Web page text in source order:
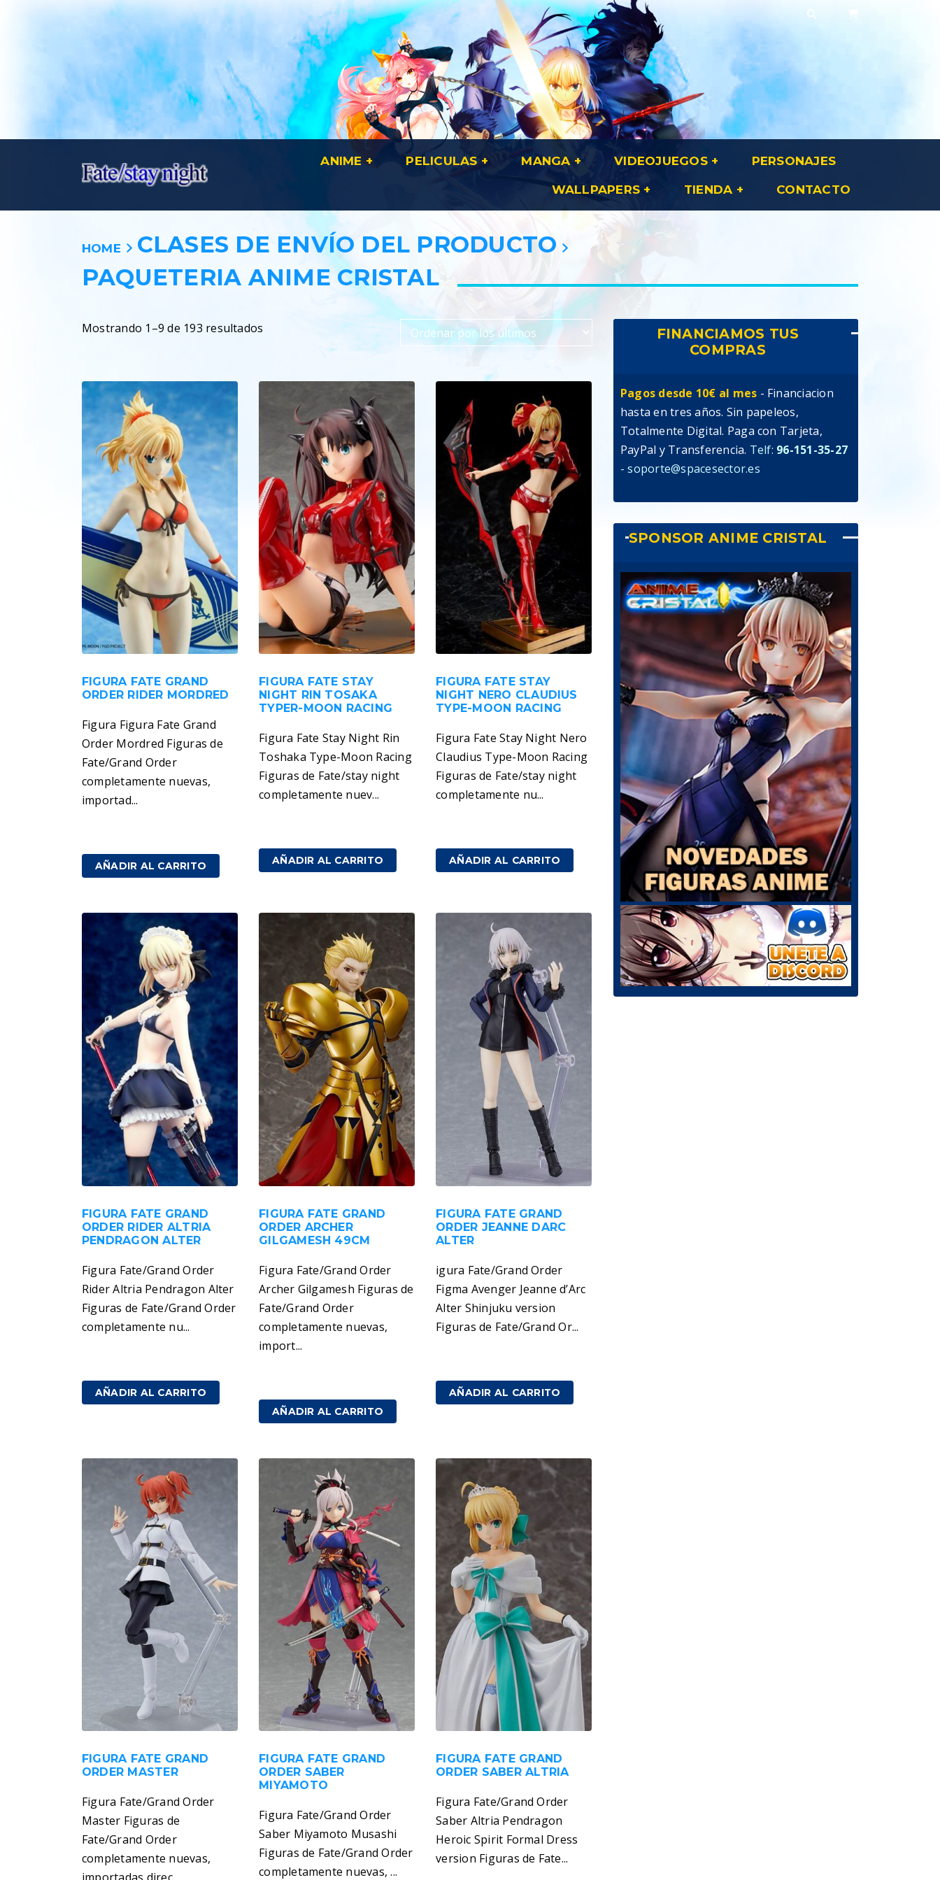
ANIME PELICULAS MANGA VIDEOJUEGOS
PERSONAJES
WALLPAPERS
TIENDA CONTACTO
HOME
CLASES DE ENVÍO DEL PRODUCTO
PAQUETERIA ANIME CRISTAL
Mostrando 1–9 de 193 resultados
FIGURA FATE GRAND
ORDER RIDER MORDRED
Figura Figura Fate Grand
Order Mordred Figuras de
Fate/Grand Order
completamente nuevas,
importad...
AÑADIR AL CARRITO
FIGURA FATE STAY
NIGHT RIN TOSAKA
TYPER-MOON RACING
Figura Fate Stay Night Rin
Toshaka Type-Moon Racing
Figuras de Fate/stay night
completamente nuev...
AÑADIR AL CARRITO
FIGURA FATE STAY
NIGHT NERO CLAUDIUS
TYPE-MOON RACING
Figura Fate Stay Night Nero
Claudius Type-Moon Racing
Figuras de Fate/stay night
completamente nu...
AÑADIR AL CARRITO
FIGURA FATE GRAND
ORDER RIDER ALTRIA
PENDRAGON ALTER
Figura Fate/Grand Order
Rider Altria Pendragon Alter
Figuras de Fate/Grand Order
completamente nu...
AÑADIR AL CARRITO
FIGURA FATE GRAND
ORDER ARCHER
GILGAMESH 49CM
Figura Fate/Grand Order
Archer Gilgamesh Figuras de
Fate/Grand Order
completamente nuevas,
import...
AÑADIR AL CARRITO
FIGURA FATE GRAND
ORDER JEANNE DARC
ALTER
igura Fate/Grand Order
Figma Avenger Jeanne d’Arc
Alter Shinjuku version
Figuras de Fate/Grand Or...
AÑADIR AL CARRITO
FIGURA FATE GRAND
ORDER MASTER
Figura Fate/Grand Order
Master Figuras de
Fate/Grand Order
completamente nuevas,
FIGURA FATE GRAND
ORDER SABER
MIYAMOTO
Figura Fate/Grand Order
Saber Miyamoto Musashi
Figuras de Fate/Grand Order
completamente nuevas, ...
FIGURA FATE GRAND
ORDER SABER ALTRIA
Figura Fate/Grand Order
Saber Altria Pendragon
Heroic Spirit Formal Dress
version Figuras de Fate...
FINANCIAMOS TUS
COMPRAS
Pagos desde 10€ al mes - Financiacion
hasta en tres años. Sin papeleos,
Totalmente Digital. Paga con Tarjeta,
PayPal y Transferencia. Telf: 96-151-35-27
- soporte@spacesector.es
SPONSOR ANIME CRISTAL